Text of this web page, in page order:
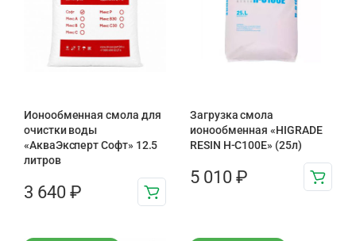
Ионообменная смола для
очистки воды
«АкваЭксперт Софт» 12.5
литров
3 640 ₽
Загрузка смола
ионообменная «HIGRADE
RESIN H-C100E» (25л)
5 010 ₽